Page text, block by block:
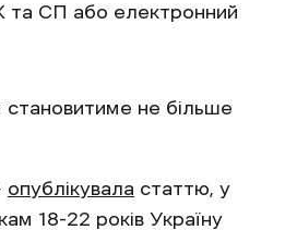
та СП або електронний
не більше
опублікувала статтю, у
18-22 років Україну